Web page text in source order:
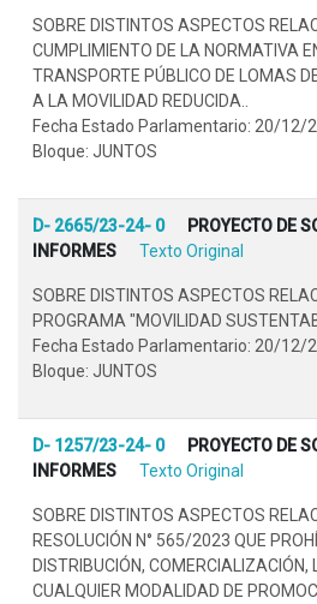
SOBRE DISTINTOS ASPECTOS
CUMPLIMIENTO DE LA NORMATIVA
TRANSPORTE PÚBLICO DE LOMAS
A LA MOVILIDAD REDUCIDA..
Fecha Estado Parlamentario: 20/12/
Bloque: JUNTOS
D- 2665/23-24- 0
PROYECTO DE
INFORMES
Texto Original
SOBRE DISTINTOS ASPECTOS
PROGRAMA "MOVILIDAD
Fecha Estado Parlamentario: 20/12/
Bloque: JUNTOS
D- 1257/23-24- 0
PROYECTO DE
INFORMES
Texto Original
SOBRE DISTINTOS ASPECTOS
RESOLUCIÓN N° 565/2023 QUE
DISTRIBUCIÓN, COMERCIALIZACIÓN,
CUALQUIER MODALIDAD DE